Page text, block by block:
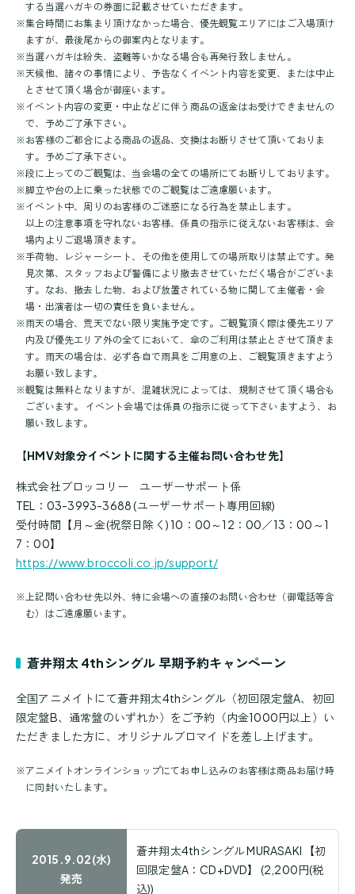
する当選ハガキの券面に記載させていただきます。
※集合時間にお集まり頂けなかった場合、優先観覧エリアにはご入場頂け
ますが、最後尾からの御案内となります。
※当選ハガキは紛失、盗難等いかなる場合も再発行致しません。
※天候他、諸々の事情により、予告なくイベント内容を変更、または中止
とさせて頂く場合が御座います。
※イベント内容の変更・中止などに伴う商品の返金はお受けできませんの
で、予めご了承下さい。
※お客様のご都合による商品の返品、交換はお断りさせて頂いておりま
す。予めご了承下さい。
※段に上ってのご観覧は、当会場の全ての場所にてお断りしております。
※脚立や台の上に乗った状態でのご観覧はご遠慮願います。
※イベント中、周りのお客様のご迷惑になる行為を禁止します。
以上の注意事項を守れないお客様、係員の指示に従えないお客様は、会
場内よりご退場頂きます。
※手荷物、レジャーシート、その他を使用しての場所取りは禁止です。発
見次第、スタッフおよび警備により撤去させていただく場合がございま
す。なお、撤去した物、および放置されている物に関して主催者・会
場・出演者は一切の責任を負いません。
※雨天の場合、荒天でない限り実施予定です。ご観覧頂く際は優先エリア
内及び優先エリア外の全てにおいて、傘のご利用は禁止とさせて頂きま
す。雨天の場合は、必ず各自で雨具をご用意の上、ご観覧頂きますよう
お願い致します｡
※観覧は無料となりますが、混雑状況によっては、規制させて頂く場合も
ございます。 イベント会場では係員の指示に従って下さいますよう、お
願い致します。
【HMV対象分イベントに関する主催お問い合わせ先】
株式会社ブロッコリー ユーザーサポート係
TEL：03-3993-3688 (ユーザーサポート専用回線)
受付時間【月～金(祝祭日除く) 10：00～12：00／13：00～1
7：00】
https://www.broccoli.co.jp/support/
※上記問い合わせ先以外、特に会場への直接のお問い合わせ（御電話等含
む）はご遠慮願います。
蒼井翔太 4thシングル 早期予約キャンペーン
全国アニメイトにて蒼井翔太4thシングル（初回限定盤A、初回
限定盤B、通常盤のいずれか）をご予約（内金1000円以上）い
ただきました方に、オリジナルブロマイドを差し上げます。
※アニメイトオンラインショップにてお申し込みのお客様は商品お届け時
に同封いたします。
2015.9.02(水)
発売
蒼井翔太4thシングル MURASAKI 【初
回限定盤A：CD+DVD】 (2,200円(税
込))